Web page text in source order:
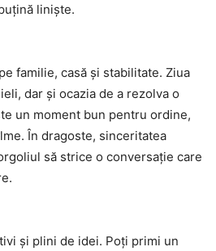
liniște.
familie, casă și stabilitate. Ziua
dar și ocazia de a rezolva o
un moment bun pentru ordine,
În dragoste, sinceritatea
să strice o conversație care
și plini de idei. Poți primi un